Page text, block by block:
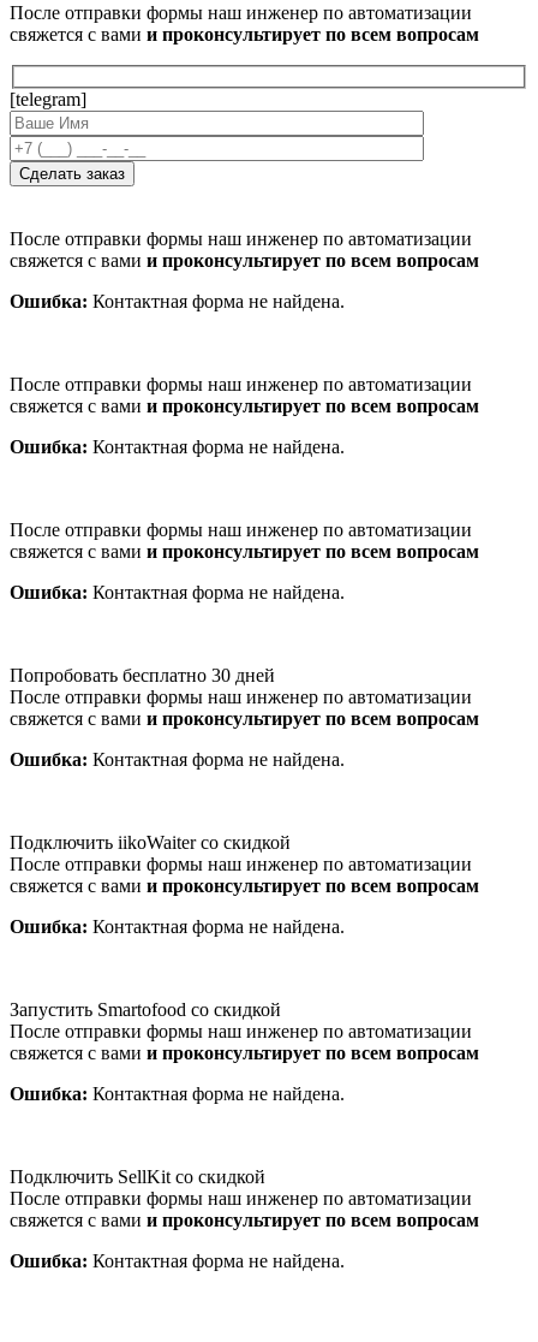
После отправки формы наш инженер по автоматизации
свяжется с вами и проконсультирует по всем вопросам
[telegram]
После отправки формы наш инженер по автоматизации
свяжется с вами и проконсультирует по всем вопросам
Ошибка: Контактная форма не найдена.
После отправки формы наш инженер по автоматизации
свяжется с вами и проконсультирует по всем вопросам
Ошибка: Контактная форма не найдена.
После отправки формы наш инженер по автоматизации
свяжется с вами и проконсультирует по всем вопросам
Ошибка: Контактная форма не найдена.
Попробовать бесплатно 30 дней
После отправки формы наш инженер по автоматизации
свяжется с вами и проконсультирует по всем вопросам
Ошибка: Контактная форма не найдена.
Подключить iikoWaiter со скидкой
После отправки формы наш инженер по автоматизации
свяжется с вами и проконсультирует по всем вопросам
Ошибка: Контактная форма не найдена.
Запустить Smartofood со скидкой
После отправки формы наш инженер по автоматизации
свяжется с вами и проконсультирует по всем вопросам
Ошибка: Контактная форма не найдена.
Подключить SellKit со скидкой
После отправки формы наш инженер по автоматизации
свяжется с вами и проконсультирует по всем вопросам
Ошибка: Контактная форма не найдена.